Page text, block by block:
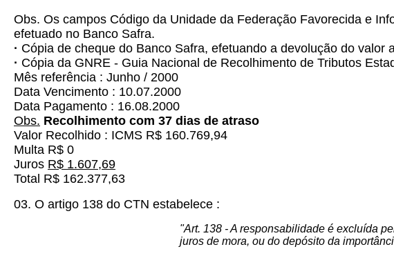
Obs. Os campos Código da Unidade da Federação Favorecida e
efetuado no Banco Safra.
· Cópia de cheque do Banco Safra, efetuando a devolução do
· Cópia da GNRE - Guia Nacional de Recolhimento de Tributos
Mês referência : Junho / 2000
Data Vencimento : 10.07.2000
Data Pagamento : 16.08.2000
Obs. Recolhimento com 37 dias de atraso
Valor Recolhido : ICMS R$ 160.769,94
Multa R$ 0
Juros R$ 1.607,69
Total R$ 162.377,63
03. O artigo 138 do CTN estabelece :
"Art. 138 - A responsabilidade é excluída
juros de mora, ou do depósito da